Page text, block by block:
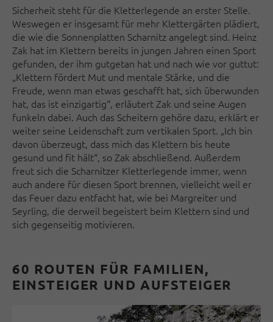
Sicherheit steht für die Kletterlegende an erster Stelle.
Weswegen er insgesamt für mehr Klettergärten plädiert,
die wie die Sonnenplatten Scharnitz angelegt sind. Heinz
Zak hat im Klettern bereits in jungen Jahren einen Sport
gefunden, der ihm gutgetan hat und nach wie vor guttut:
„Klettern fördert Mut und mentale Stärke, und die
Freude, wenn man etwas geschafft hat, sich überwunden
hat, das ist einzigartig“, erläutert Zak und seine Augen
funkeln dabei. Auch das Scheitern gehöre dazu, erklärt er
weiter seine Leidenschaft zum vertikalen Sport. „Ich bin
davon überzeugt, dass mich das Klettern bis heute
gesund und fit hält“, so Zak abschließend. Außerdem
freut sich die Scharnitzer Kletterlegende immer, wenn
auch andere für diesen Sport brennen, vielleicht weil er
das Feuer dazu entfacht hat, wie bei Margreiter und
Seyrling, die derweil begeistert beim Klettern sind und
sich gegenseitig motivieren.
60 ROUTEN FÜR FAMILIEN,
EINSTEIGER UND AUFSTEIGER